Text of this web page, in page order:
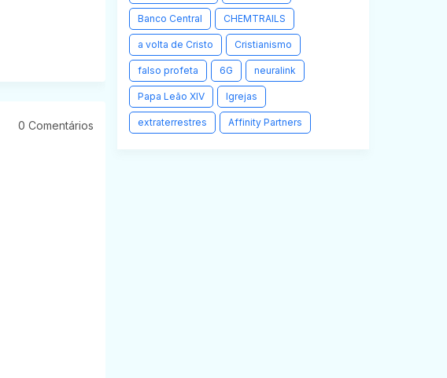
0 Comentários
Banco Central CHEMTRAILS
a volta de Cristo Cristianismo
falso profeta 6G neuralink
Papa Leão XIV Igrejas
extraterrestres Affinity Partners